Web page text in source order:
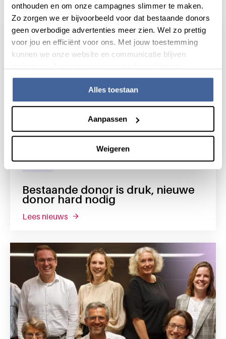
onthouden en om onze campagnes slimmer te maken.
Zo zorgen we er bijvoorbeeld voor dat bestaande donors
geen overbodige advertenties meer zien. Wel zo prettig
voor jou en efficiënt voor ons. Met jouw toestemming
kunnen we onze website en communicatie blijven
Alles toestaan
Aanpassen
Weigeren
Bestaande donor is druk, nieuwe
donor hard nodig
lees nieuws over bestaande donor is druk, nieuwe